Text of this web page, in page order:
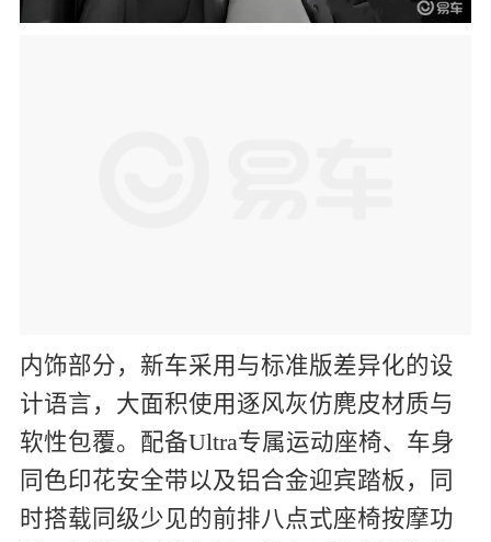
内饰部分，新车采用与标准版差异化的设
计语言，大面积使用逐风灰仿麂皮材质与
软性包覆。配备Ultra专属运动座椅、车身
同色印花安全带以及铝合金迎宾踏板，同
时搭载同级少见的前排八点式座椅按摩功